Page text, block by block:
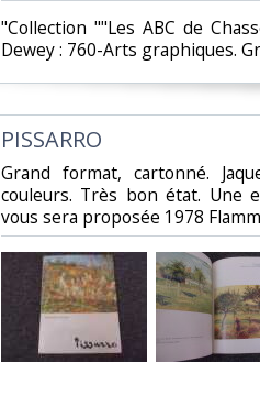
‎"Collection ""Les ABC de
Dewey : 760-Arts graphiques.
‎PISSARRO‎
‎Grand format, cartonné.
couleurs. Très bon état. Une
vous sera proposée 1978